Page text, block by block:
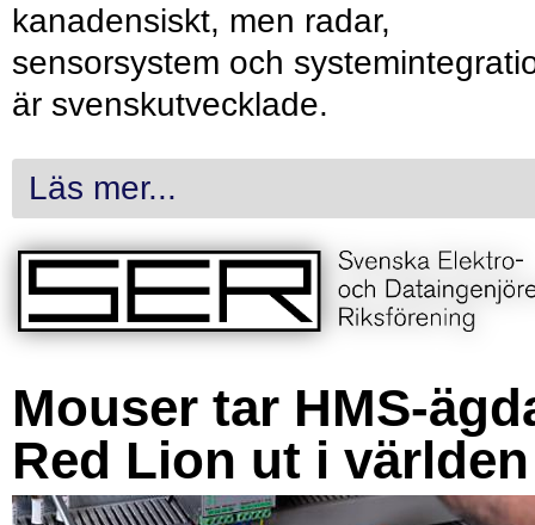
kanadensiskt, men radar,
sensorsystem och
är svenskutvecklade.
Läs mer...
Mouser tar HMS-
Red Lion ut i världen